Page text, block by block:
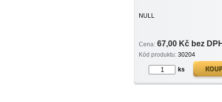
NULL
Cena: 67,00 Kč bez
Kód produktu: 30204
ks